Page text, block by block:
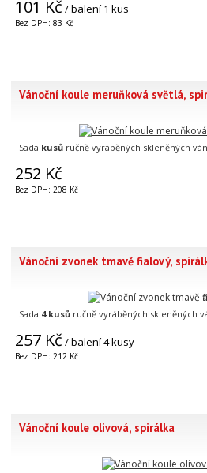
101 Kč / balení 1 kus
Bez DPH: 83 Kč
Vánoční koule meruňková světlá,
Sada kusů ručně vyráběných skleněných
252 Kč
Bez DPH: 208 Kč
Vánoční zvonek tmavě fialový,
Sada 4 kusů ručně vyráběných skleněných
257 Kč / balení 4 kusy
Bez DPH: 212 Kč
Vánoční koule olivová, spirálka